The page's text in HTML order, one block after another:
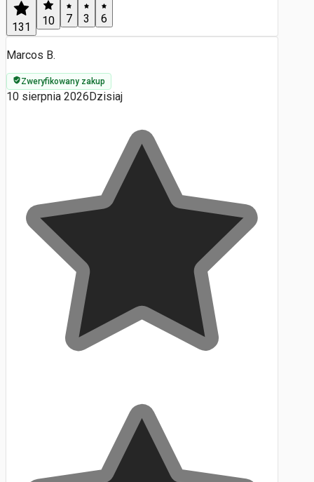
131 10
7
3
6
Marcos B.
Zweryfikowany zakup
10 sierpnia 2026 Dzisiaj